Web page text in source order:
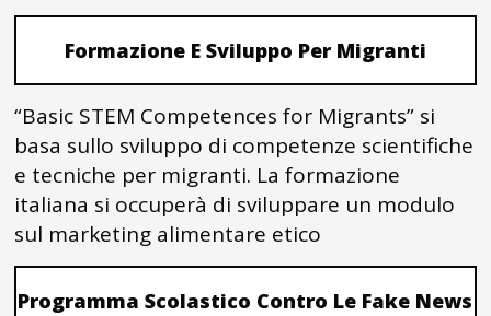
Formazione E Sviluppo Per Migranti
“Basic STEM Competences for Migrants” si
basa sullo sviluppo di competenze scientifiche
e tecniche per migranti. La formazione
italiana si occuperà di sviluppare un modulo
sul marketing alimentare etico
Programma Scolastico Contro Le Fake News